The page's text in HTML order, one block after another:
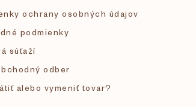
ochrany osobných údajov
podmienky
súťaží
odber
alebo vymeniť tovar?